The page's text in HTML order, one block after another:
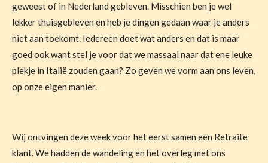
geweest of in Nederland gebleven. Misschien ben je wel
lekker thuisgebleven en heb je dingen gedaan waar je anders
niet aan toekomt. Iedereen doet wat anders en dat is maar
goed ook want stel je voor dat we massaal naar dat ene leuke
plekje in Italië zouden gaan? Zo geven we vorm aan ons leven,
op onze eigen manier.
Wij ontvingen deze week voor het eerst samen een Retraite
klant. We hadden de wandeling en het overleg met ons